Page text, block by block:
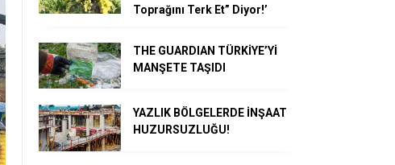
Toprağını Terk Et” Diyor!’
THE GUARDIAN TÜRKİYE’Yİ
MANŞETE TAŞIDI
YAZLIK BÖLGELERDE İNŞAAT
HUZURSUZLUĞU!